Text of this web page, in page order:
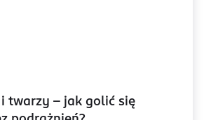
twarzy – jak golić się